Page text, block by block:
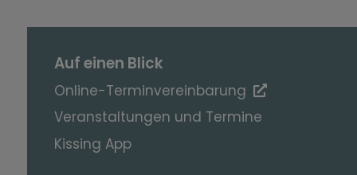
Auf einen Blick
Online-Terminvereinbarung
Veranstaltungen und Termine
Kissing App